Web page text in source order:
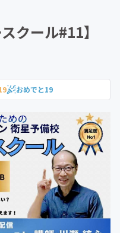
クール#11】
おめでと19